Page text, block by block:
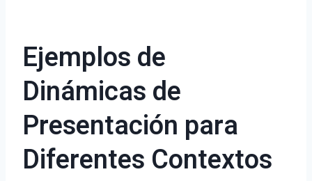
Ejemplos de
Dinámicas de
Presentación para
Diferentes Contextos